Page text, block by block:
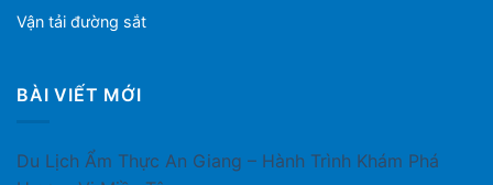
Vận tải đường sắt
BÀI VIẾT MỚI
Du Lịch Ẩm Thực An Giang – Hành Trình Khám Phá